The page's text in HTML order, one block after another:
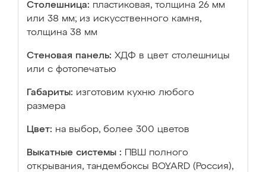
Столешница: пластиковая, толщина 26 мм
или 38 мм; из искусственного камня,
толщина 38 мм
Стеновая панель: ХДФ в цвет столешницы
или с фотопечатью
Габариты: изготовим кухню любого
размера
Цвет: на выбор, более 300 цветов
Выкатные системы :
ПВШ полного
открывания, тандембоксы BOYARD (Россия),